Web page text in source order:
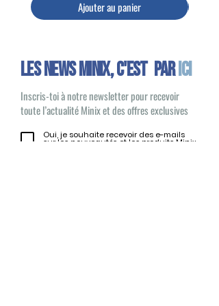
Ajouter au panier
Les news minix, C'EST PARICI
Inscris-toi à notre newsletter pour recevoir
toute l’actualité Minix et des offres exclusives
Oui, je souhaite recevoir des e-mails
sur les nouveautés et les produits Minix